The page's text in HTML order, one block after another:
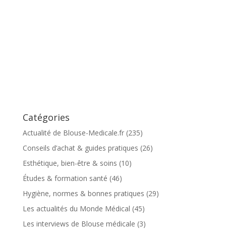
Catégories
Actualité de Blouse-Medicale.fr(235)
Conseils d’achat & guides pratiques (26)
Esthétique, bien-être & soins (10)
Études & formation santé (46)
Hygiène, normes & bonnes pratiques (29)
Les actualités du Monde Médical (45)
Les interviews de Blouse médicale (3)